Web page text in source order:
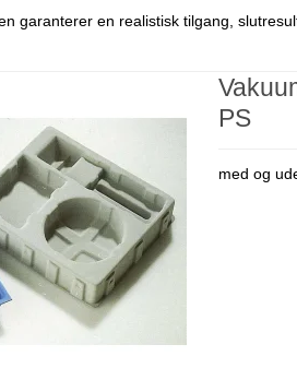
garanterer en realistisk tilgang,
PS
med og